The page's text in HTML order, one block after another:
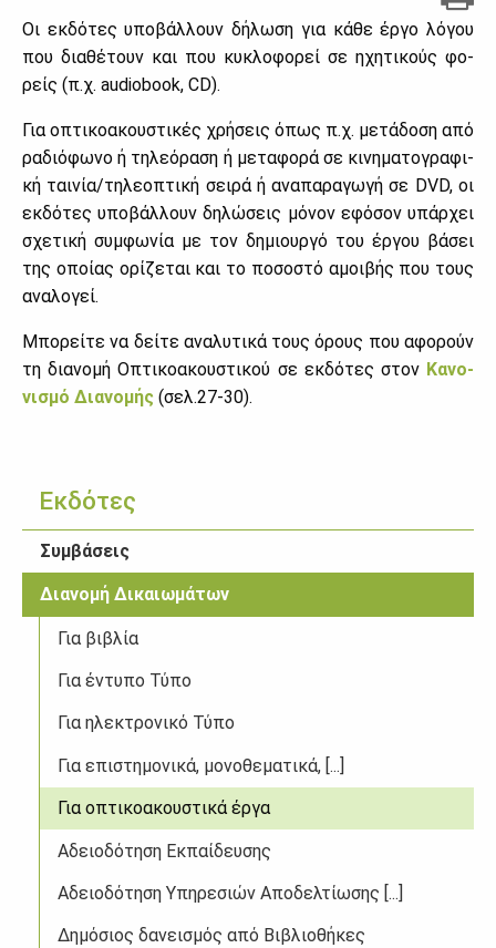
Εκδότες
Συμβάσεις
Διανομή Δικαιωμάτων
Για βιβλία
Για έντυπο Τύπο
Για ηλεκτρονικό Τύπο
Για επιστημονικά, μονοθεματικά, [...]
Για οπτικοακουστικά έργα
Αδειοδότηση Εκπαίδευσης
Αδειοδότηση Υπηρεσιών Αποδελτίωσης [...]
Δημόσιος δανεισμός από Βιβλιοθήκες
Οι εκ­δό­τες υπο­βάλ­λουν δή­λω­ση για κά­θε έρ­γο λό­γου
που δια­θέ­τουν και που κυ­κλο­φο­ρεί σε ηχη­τι­κούς φο­
ρείς (π.χ. audiobook, CD).
Για οπτι­κο­α­κου­στι­κές χρή­σεις όπως π.χ. με­τά­δο­ση από
ρα­διό­φω­νο ή τη­λε­ό­ρα­ση ή με­τα­φο­ρά σε κι­νη­μα­το­γρα­φι­
κή ται­νία/τη­λε­ο­πτι­κή σει­ρά ή ανα­πα­ρα­γω­γή σε DVD, οι
εκ­δό­τες υπο­βάλ­λουν δη­λώ­σεις μό­νον εφό­σον υπάρ­χει
σχε­τι­κή συμ­φω­νία με τον δη­μιουρ­γό του έρ­γου βά­σει
της οποί­ας ορί­ζε­ται και το πο­σο­στό αμοι­βής που τους
ανα­λο­γεί.
Μπο­ρεί­τε να δεί­τε ανα­λυ­τι­κά τους όρους που αφο­ρούν
τη δια­νο­μή Οπτι­κο­α­κου­στι­κού σε εκ­δό­τες στον Κα­νο­
νι­σμό Δια­νο­μής (σελ.27-30).